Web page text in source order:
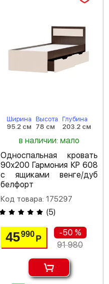
Ширина
95.2 см
Высота
78 см
Глубина
203.2 см
в наличии: мало
Односпальная кровать
90х200 Гармония КР 608
с ящиками венге/дуб
белфорт
Код товара: 175297
(5)
45990 Р
-50 %
91 980